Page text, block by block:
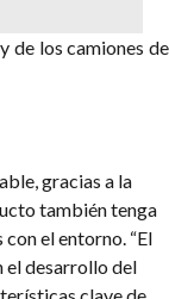
de los camiones de
gracias a la
también tenga
el entorno. “El
el desarrollo del